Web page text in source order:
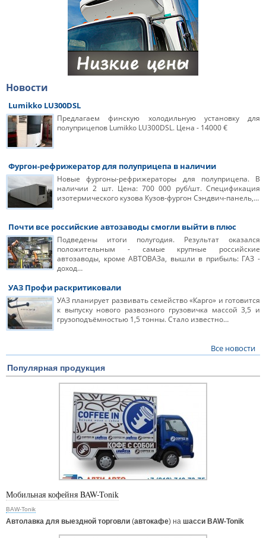
Новости
Lumikko LU300DSL
Предлагаем финскую холодильную установку для
полуприцепов Lumikko LU300DSL. Цена - 14000 €
Фургон-рефрижератор для полуприцепа в наличии
Новые фургоны-рефрижераторы для полуприцепа. В
наличии 2 шт. Цена: 700 000 руб/шт. Спецификация
изотермического кузова Кузов-фургон Сэндвич-панель,…
Почти все российские автозаводы смогли выйти в плюс
Подведены итоги полугодия. Результат оказался
положительным - самые крупные российские
автозаводы, кроме АВТОВАЗа, вышли в прибыль: ГАЗ -
доход…
УАЗ Профи раскритиковали
УАЗ планирует развивать семейство «Карго» и готовится
к выпуску нового развозного грузовичка массой 3,5 и
грузоподъёмностью 1,5 тонны. Стало известно…
Все новости
Популярная продукция
Мобильная кофейня BAW-Tonik
BAW-Tonik
Автолавка для выездной торговли (автокафе) на шасси BAW-Tonik